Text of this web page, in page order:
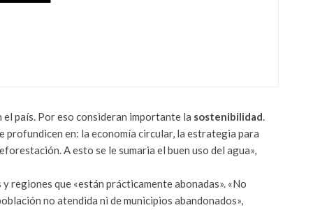
el país. Por eso consideran importante la sostenibilidad.
profundicen en: la economía circular, la estrategia para
A esto se le sumaria el buen uso del agua»,
regiones que «están prácticamente abonadas». «No
no atendida ni de municipios abandonados»,